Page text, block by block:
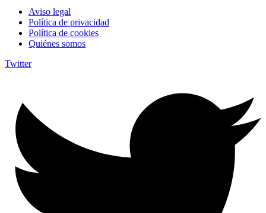
Aviso legal
Política de privacidad
Política de cookies
Quiénes somos
Twitter